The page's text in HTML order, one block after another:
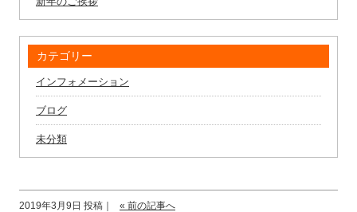
カテゴリー
インフォメーション
ブログ
未分類
2019年3月9日 投稿｜ « 前の記事へ